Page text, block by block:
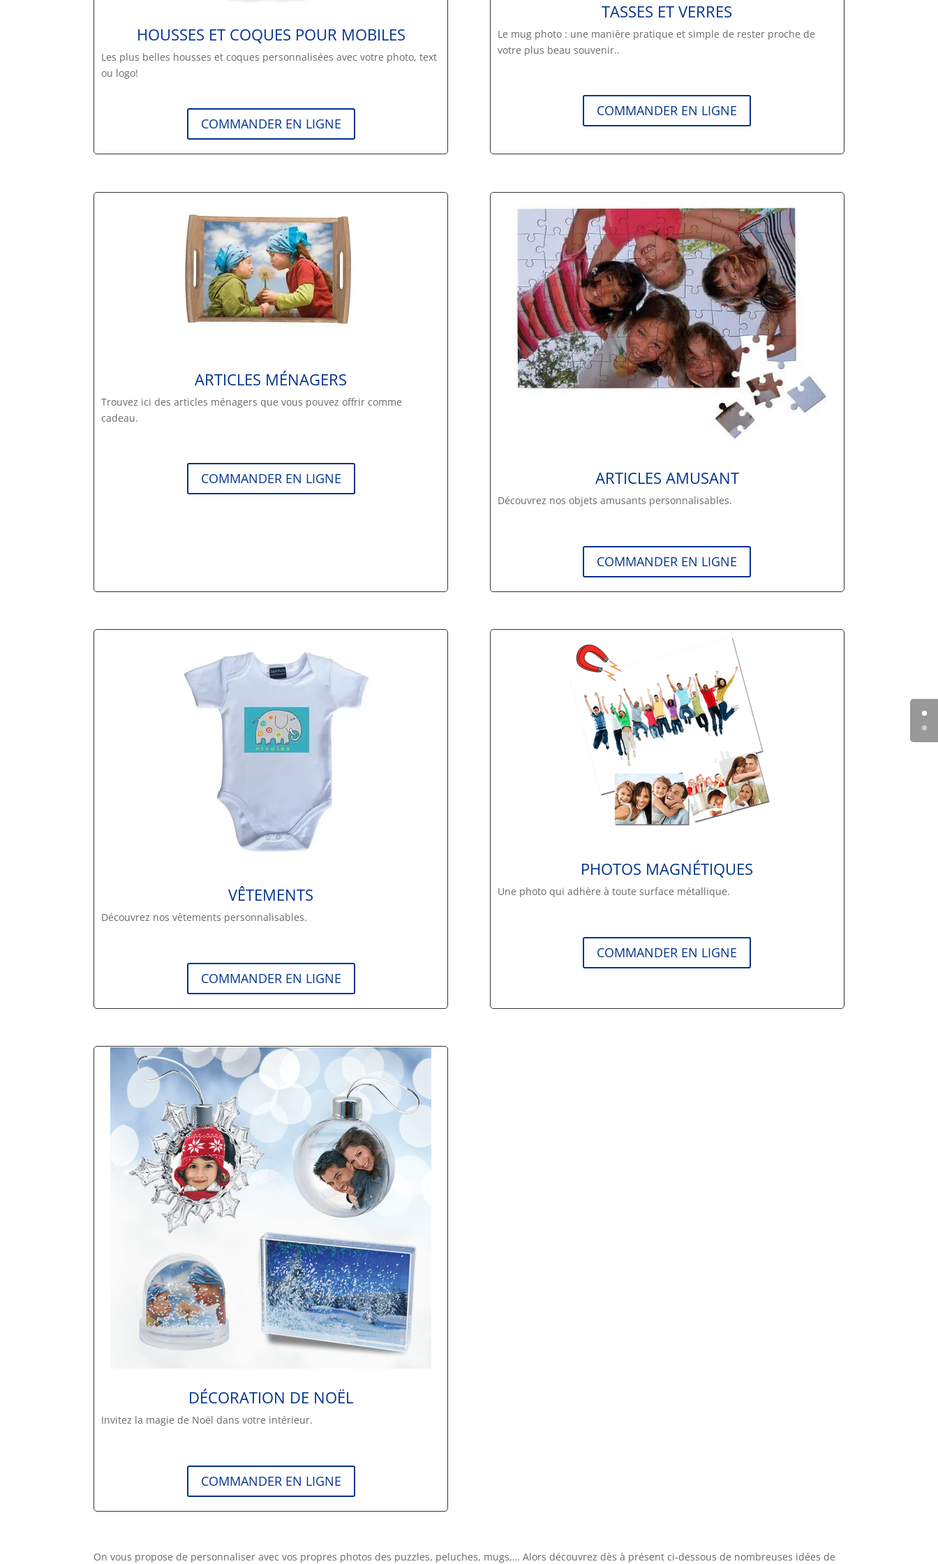
HOUSSES ET COQUES POUR MOBILES
Les plus belles housses et coques personnalisées avec votre photo, text
ou logo!
COMMANDER EN LIGNE
TASSES ET VERRES
Le mug photo : une manière pratique et simple de rester proche de
votre plus beau souvenir..
COMMANDER EN LIGNE
ARTICLES MÉNAGERS
Trouvez ici des articles ménagers que vous pouvez offrir comme
cadeau.
COMMANDER EN LIGNE ARTICLES AMUSANT
Découvrez nos objets amusants personnalisables.
COMMANDER EN LIGNE
VÊTEMENTS
Découvrez nos vêtements personnalisables.
COMMANDER EN LIGNE
PHOTOS MAGNÉTIQUES
Une photo qui adhère à toute surface métallique.
COMMANDER EN LIGNE
DÉCORATION DE NOËL
Invitez la magie de Noël dans votre intérieur.
COMMANDER EN LIGNE
On vous propose de personnaliser avec vos propres photos des puzzles, peluches, mugs,… Alors découvrez dès à présent ci-dessous de nombreuses idées de